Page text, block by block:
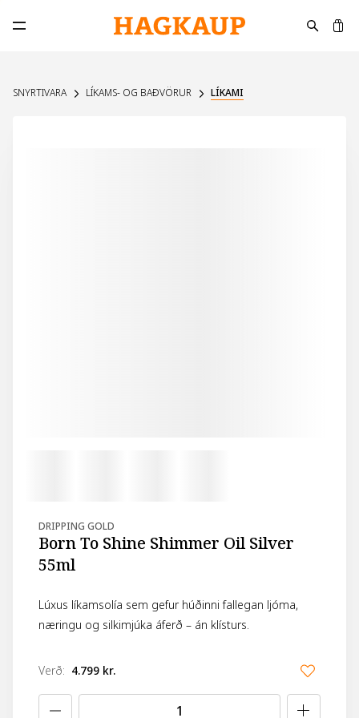
Opna aðalvalmynd
SNYRTIVARA LÍKAMS- OG BAÐVÖRUR LÍKAMI
DRIPPING GOLD
Born To Shine Shimmer Oil Silver
55ml
Lúxus líkamsolía sem gefur húðinni fallegan ljóma,
næringu og silkimjúka áferð – án klísturs.
Verð: 4.799 kr.